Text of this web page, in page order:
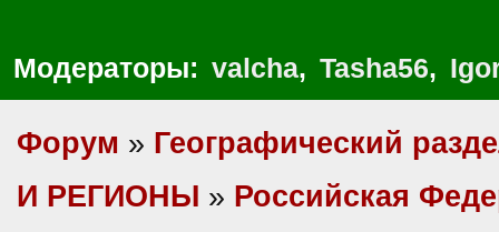
Модераторы: valcha, Tasha56,
Форум » Географический
И РЕГИОНЫ » Российская